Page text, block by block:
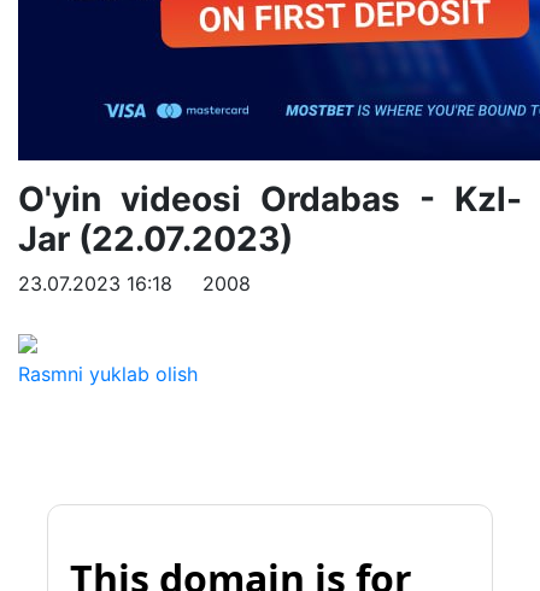
O'yin videosi Ordabas - Kzl-
Jar (22.07.2023)
23.07.2023 16:18 2008
Rasmni yuklab olish